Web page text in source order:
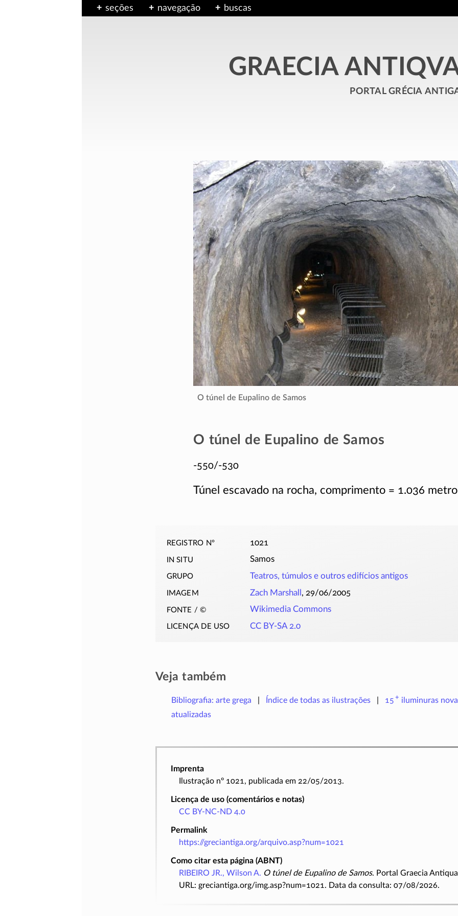
seções navegação buscas
GRAECIA
portal grécia
O túnel de Eupalino de Samos
O túnel de Eupalino de Samos
-550/-530
Túnel escavado na rocha, comprimento = 1.036
registro nº 1021
in situ Samos
grupo Teatros, túmulos e outros edifícios antigos
imagem Zach Marshall , 29/06/2005
fonte / © Wikimedia Commons
licença de uso CC BY-SA 2.0
Veja também
Bibliografia: arte grega Índice de todas as ilustrações 15 + iluminuras
atualizadas
Imprenta
Ilustração nº 1021, publicada em 22/05/2013.
Licença de uso (comentários e notas)
CC BY-NC-ND 4.0
Permalink
https://greciantiga.org/arquivo.asp?num=1021
Como citar esta página (ABNT)
RIBEIRO JR., Wilson A. O túnel de Eupalino de Samos. Portal Graecia
URL: greciantiga.org/img.asp?num=1021. Data da consulta: 07/08/2026.